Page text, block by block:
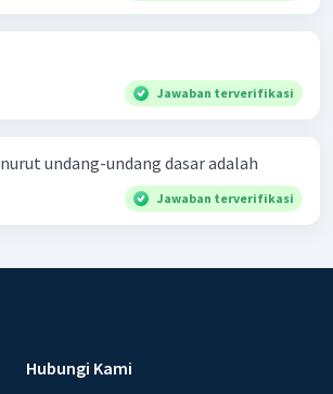
Jawaban terverifikasi
undang-undang dasar adalah
Jawaban terverifikasi
Hubungi Kami